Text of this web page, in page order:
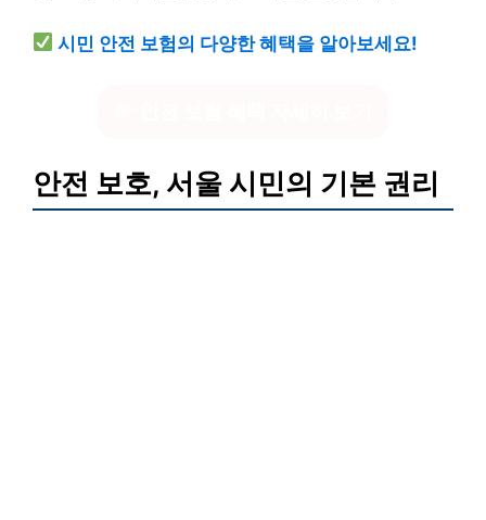
시민 안전 보험의 다양한 혜택을 알아보세요!
안전 보호, 서울 시민의 기본 권리